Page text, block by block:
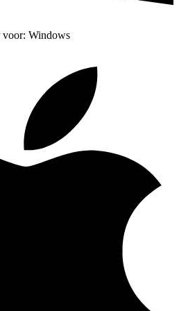
voor: Windows